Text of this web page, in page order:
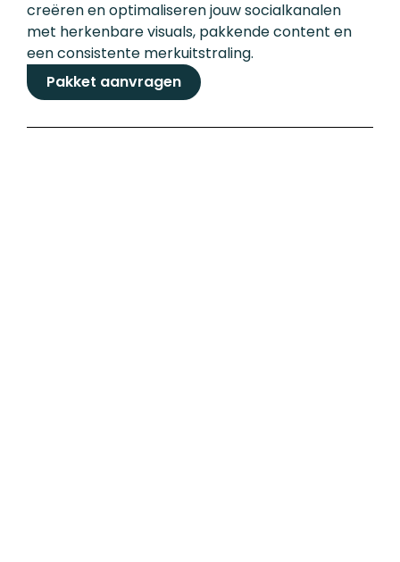
creëren en optimaliseren jouw socialkanalen
met herkenbare visuals, pakkende content en
een consistente merkuitstraling.
Pakket aanvragen